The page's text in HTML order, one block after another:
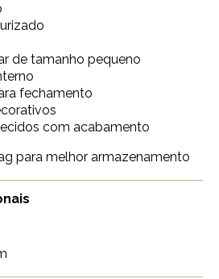
de tamanho pequeno
fechamento
com acabamento
para melhor armazenamento